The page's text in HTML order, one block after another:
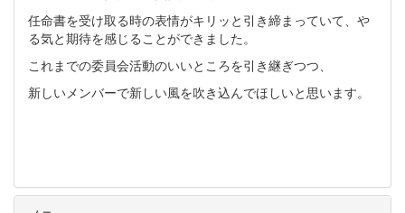
任命書を受け取る時の表情がキリッと引き締まっていて、や
る気と期待を感じることができました。
これまでの委員会活動のいいところを引き継ぎつつ、
新しいメンバーで新しい風を吹き込んでほしいと思います。